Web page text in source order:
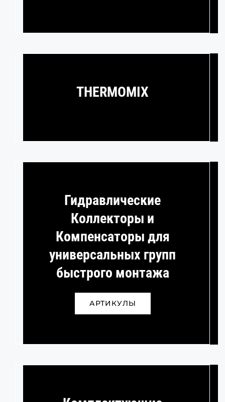
THERMOMIX
Гидравлические
Коллекторы и
Компенсаторы для
универсальных групп
быстрого монтажа
АРТИКУЛЫ